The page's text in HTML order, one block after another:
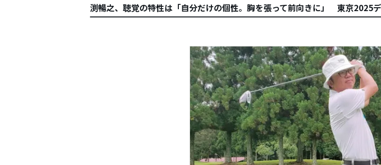
渕暢之、聴覚の特性は「自分だけの個性。胸を張って前向きに」 東京2025